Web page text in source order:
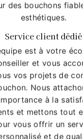
esthétiques.
Service client dédié
est à votre
et vous
vos projets de
Nous
à la
et mettons tout
vous offrir un
et de